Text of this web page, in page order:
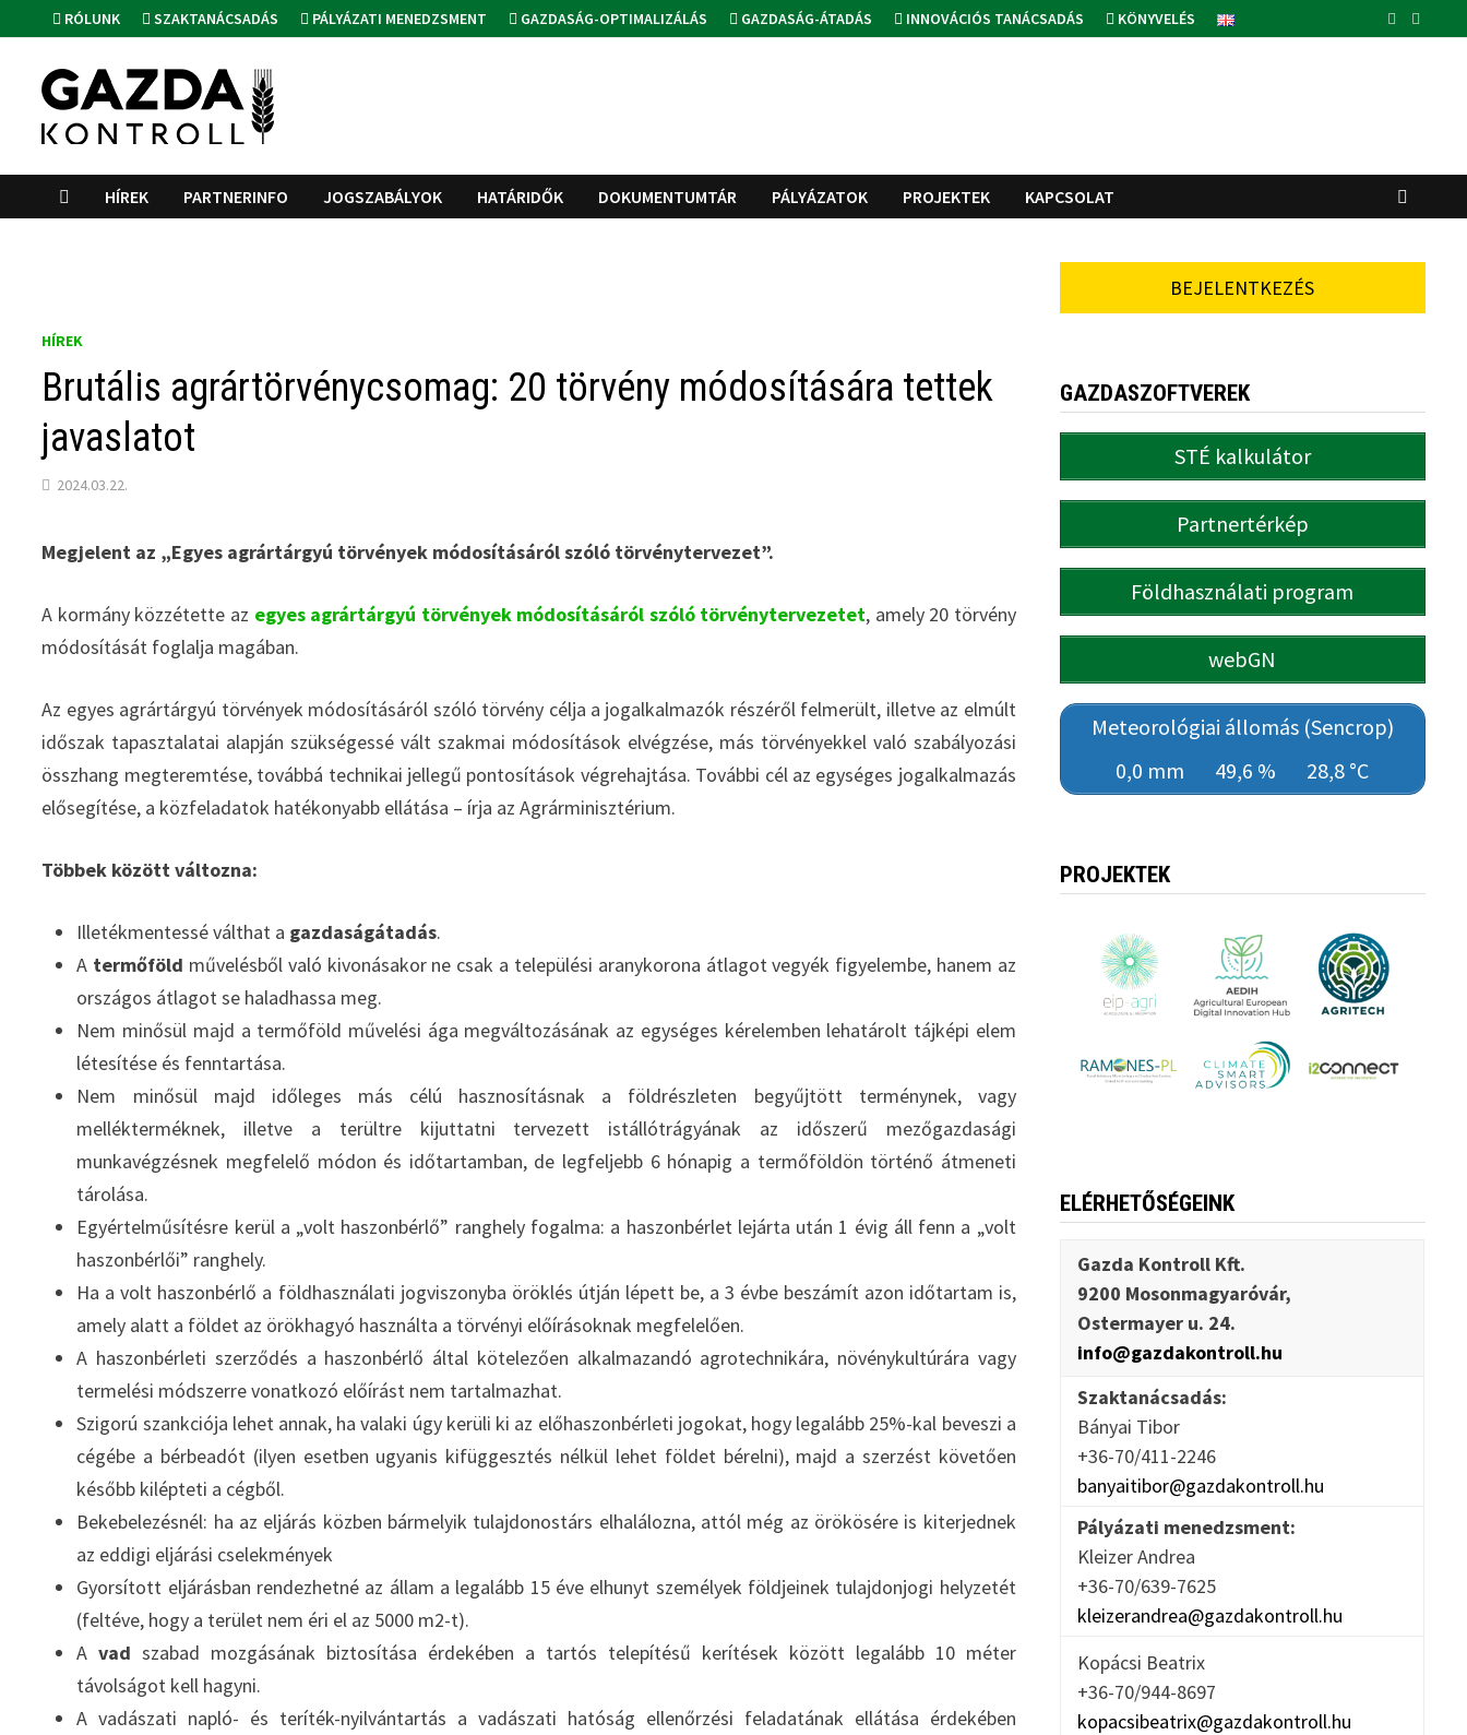
to
content
RÓLUNK SZAKTANÁCSADÁS PÁLYÁZATI MENEDZSMENT GAZDASÁG-OPTIMALIZÁLÁS GAZDASÁG-ÁTADÁS INNOVÁCIÓS TANÁCSADÁS KÖNYVELÉS
HÍREK PARTNERINFO JOGSZABÁLYOK HATÁRIDŐK DOKUMENTUMTÁR PÁLYÁZATOK PROJEKTEK KAPCSOLAT
HÍREK
Brutális agrártörvénycsomag: 20 törvény módosítására tettek
javaslatot
2024.03.22.
Megjelent az „Egyes agrártárgyú törvények módosításáról szóló törvénytervezet”.
A kormány közzétette az egyes agrártárgyú törvények módosításáról szóló törvénytervezetet, amely 20 törvény
módosítását foglalja magában.
Az egyes agrártárgyú törvények módosításáról szóló törvény célja a jogalkalmazók részéről felmerült, illetve az elmúlt
időszak tapasztalatai alapján szükségessé vált szakmai módosítások elvégzése, más törvényekkel való szabályozási
összhang megteremtése, továbbá technikai jellegű pontosítások végrehajtása. További cél az egységes jogalkalmazás
elősegítése, a közfeladatok hatékonyabb ellátása – írja az Agrárminisztérium.
Többek között változna:
Illetékmentessé válthat a gazdaságátadás.
A termőföld művelésből való kivonásakor ne csak a települési aranykorona átlagot vegyék figyelembe, hanem az
országos átlagot se haladhassa meg.
Nem minősül majd a termőföld művelési ága megváltozásának az egységes kérelemben lehatárolt tájképi elem
létesítése és fenntartása.
Nem minősül majd időleges más célú hasznosításnak a földrészleten begyűjtött terménynek, vagy
mellékterméknek, illetve a terültre kijuttatni tervezett istállótrágyának az időszerű mezőgazdasági
munkavégzésnek megfelelő módon és időtartamban, de legfeljebb 6 hónapig a termőföldön történő átmeneti
tárolása.
Egyértelműsítésre kerül a „volt haszonbérlő” ranghely fogalma: a haszonbérlet lejárta után 1 évig áll fenn a „volt
haszonbérlői” ranghely.
Ha a volt haszonbérlő a földhasználati jogviszonyba öröklés útján lépett be, a 3 évbe beszámít azon időtartam is,
amely alatt a földet az örökhagyó használta a törvényi előírásoknak megfelelően.
A haszonbérleti szerződés a haszonbérlő által kötelezően alkalmazandó agrotechnikára, növénykultúrára vagy
termelési módszerre vonatkozó előírást nem tartalmazhat.
Szigorú szankciója lehet annak, ha valaki úgy kerüli ki az előhaszonbérleti jogokat, hogy legalább 25%-kal beveszi a
cégébe a bérbeadót (ilyen esetben ugyanis kifüggesztés nélkül lehet földet bérelni), majd a szerzést követően
később kilépteti a cégből.
Bekebelezésnél: ha az eljárás közben bármelyik tulajdonostárs elhalálozna, attól még az örökösére is kiterjednek
az eddigi eljárási cselekmények
Gyorsított eljárásban rendezhetné az állam a legalább 15 éve elhunyt személyek földjeinek tulajdonjogi helyzetét
(feltéve, hogy a terület nem éri el az 5000 m2-t).
Avadszabad mozgásának biztosítása érdekében a tartós telepítésű kerítések között legalább 10 méter
távolságot kell hagyni.
A vadászati napló- és teríték-nyilvántartás a vadászati hatóság ellenőrzési feladatának ellátása érdekében
BEJELENTKEZÉS
GAZDASZOFTVEREK
STÉ kalkulátor
Partnertérkép
Földhasználati program
webGN
Meteorológiai állomás (Sencrop)
0,0 mm
49,6 % 28,8 °C
PROJEKTEK
ELÉRHETŐSÉGEINK
Gazda Kontroll Kft.
9200 Mosonmagyaróvár,
Ostermayer u. 24.
info@gazdakontroll.hu
Szaktanácsadás:
Bányai Tibor
+36-70/411-2246
banyaitibor@gazdakontroll.hu
Pályázati menedzsment:
Kleizer Andrea
+36-70/639-7625
kleizerandrea@gazdakontroll.hu
Kopácsi Beatrix
+36-70/944-8697
kopacsibeatrix@gazdakontroll.hu